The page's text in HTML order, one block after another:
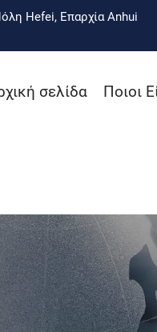
Hefei, Επαρχία Anhui
σελίδα Ποιοι